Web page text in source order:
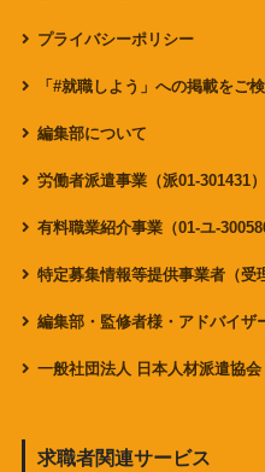
プライバシーポリシー
「#就職しよう」への掲載をご
編集部について
労働者派遣事業（派01-301431）
有料職業紹介事業（01-ユ-
特定募集情報等提供事業者（受
編集部・監修者様・アドバイザ
一般社団法人 日本人材派遣協会
求職者関連サービス